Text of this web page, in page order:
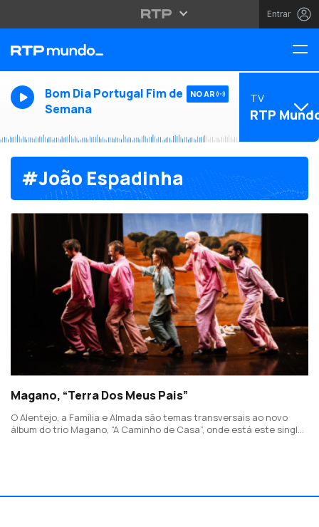
Entrar
Bom Dia Portugal Fim de
Semana
NO AR TV
RTP
#João Espadinha
Magano, “Terra Dos Meus Pais”
O Alentejo, a Família e Almada são temas transversais ao novo
álbum do trio Magano, “A Caminho de Casa”, onde está este single